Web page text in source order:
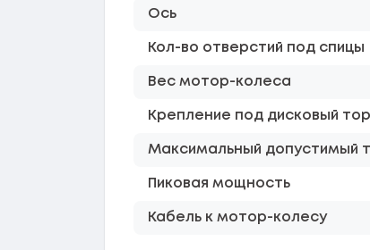
Ось
Кол-во отверстий под спицы
Вес мотор-колеса
Крепление под дисковый
Максимальный допустимый
Пиковая мощность
Кабель к мотор-колесу